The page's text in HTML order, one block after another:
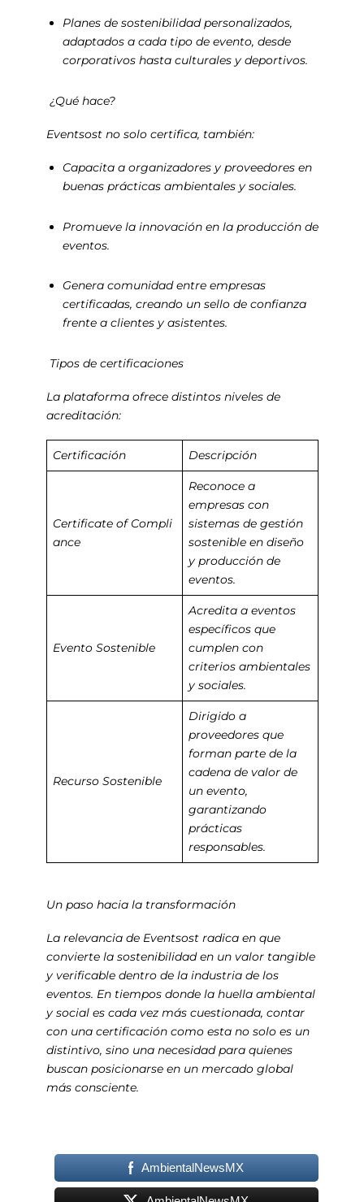
Planes de sostenibilidad personalizados,
adaptados a cada tipo de evento, desde
corporativos hasta culturales y deportivos.
¿Qué hace?
Eventsost no solo certifica, también:
Capacita a organizadores y proveedores en
buenas prácticas ambientales y sociales.
Promueve la innovación en la producción de
eventos.
Genera comunidad entre empresas
certificadas, creando un sello de confianza
frente a clientes y asistentes.
Tipos de certificaciones
La plataforma ofrece distintos niveles de
acreditación:
Certificación Descripción
Certificate of Compli
ance
Reconoce a
empresas con
sistemas de gestión
sostenible en diseño
y producción de
eventos.
Evento Sostenible
Acredita a eventos
específicos que
cumplen con
criterios ambientales
y sociales.
Recurso Sostenible
Dirigido a
proveedores que
forman parte de la
cadena de valor de
un evento,
garantizando
prácticas
responsables.
Un paso hacia la transformación
La relevancia de Eventsost radica en que
convierte la sostenibilidad en un valor tangible
y verificable dentro de la industria de los
eventos. En tiempos donde la huella ambiental
y social es cada vez más cuestionada, contar
con una certificación como esta no solo es un
distintivo, sino una necesidad para quienes
buscan posicionarse en un mercado global
más consciente.
AmbientalNewsMX